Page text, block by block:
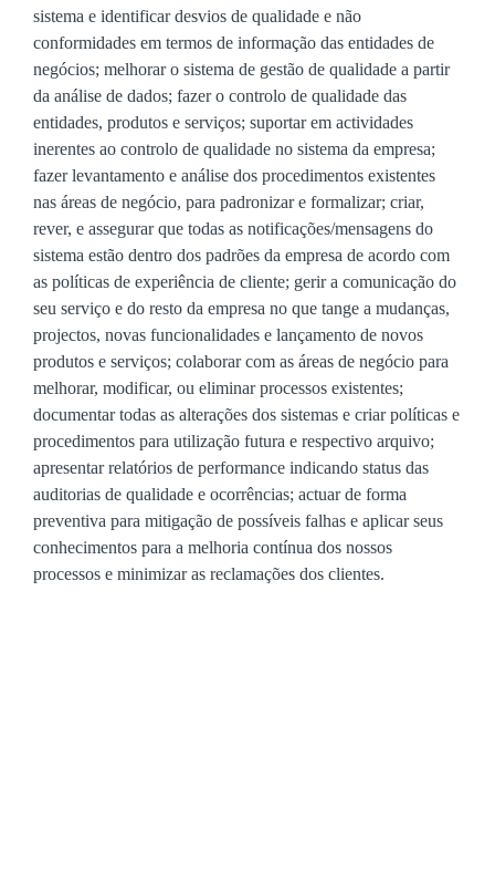
sistema e identificar desvios de qualidade e não
conformidades em termos de informação das entidades de
negócios; melhorar o sistema de gestão de qualidade a partir
da análise de dados; fazer o controlo de qualidade das
entidades, produtos e serviços; suportar em actividades
inerentes ao controlo de qualidade no sistema da empresa;
fazer levantamento e análise dos procedimentos existentes
nas áreas de negócio, para padronizar e formalizar; criar,
rever, e assegurar que todas as notificações/mensagens do
sistema estão dentro dos padrões da empresa de acordo com
as políticas de experiência de cliente; gerir a comunicação do
seu serviço e do resto da empresa no que tange a mudanças,
projectos, novas funcionalidades e lançamento de novos
produtos e serviços; colaborar com as áreas de negócio para
melhorar, modificar, ou eliminar processos existentes;
documentar todas as alterações dos sistemas e criar políticas e
procedimentos para utilização futura e respectivo arquivo;
apresentar relatórios de performance indicando status das
auditorias de qualidade e ocorrências; actuar de forma
preventiva para mitigação de possíveis falhas e aplicar seus
conhecimentos para a melhoria contínua dos nossos
processos e minimizar as reclamações dos clientes.